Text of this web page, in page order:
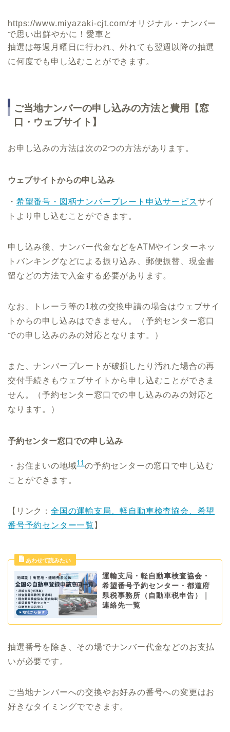
https://www.miyazaki-cjt.com/オリジナル・ナンバー
で思い出鮮やかに！愛車と
抽選は毎週月曜日に行われ、外れても翌週以降の抽選
に何度でも申し込むことができます。
ご当地ナンバーの申し込みの方法と費用【窓
口・ウェブサイト】
お申し込みの方法は次の2つの方法があります。
ウェブサイトからの申し込み
・ 希望番号・図柄ナンバープレート申込サービスサイ
トより申し込むことができます。
申し込み後、ナンバー代金などをATMやインターネッ
トバンキングなどによる振り込み、郵便振替、現金書
留などの方法で入金する必要があります。
なお、トレーラ等の1枚の交換申請の場合はウェブサイ
トからの申し込みはできません。（予約センター窓口
での申し込みのみの対応となります。）
また、ナンバープレートが破損したり汚れた場合の再
交付手続きもウェブサイトから申し込むことができま
せん。（予約センター窓口での申し込みのみの対応と
なります。）
予約センター窓口での申し込み
・お住まいの地域11の予約センターの窓口で申し込む
ことができます。
【リンク： 全国の運輸支局、軽自動車検査協会、希望
番号予約センター一覧 】
運輸支局・軽自動車検査協会・
希望番号予約センター・都道府
県税事務所（自動車税申告）｜
連絡先一覧
抽選番号を除き、その場でナンバー代金などのお支払
いが必要です。
ご当地ナンバーへの交換やお好みの番号への変更はお
好きなタイミングでできます。